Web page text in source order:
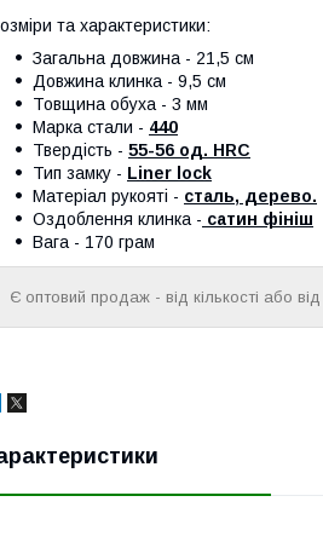
та характеристики:
Загальна довжина - 21,5 см
Довжина клинка - 9,5 см
Товщина обуха - 3 мм
Марка стали - 440
Твердість - 55-56 од. HRC
Тип замку - Liner lock
Матеріал рукояті - сталь, дерево.
Оздоблення клинка - сатин фініш
Вага - 170 грам
Є оптовий продаж - від кількості або